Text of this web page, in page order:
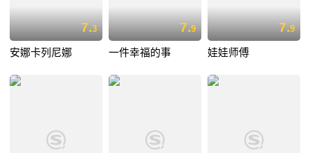
7.3
安娜卡列尼娜
7.9
一件幸福的事
7.9
娃娃师傅